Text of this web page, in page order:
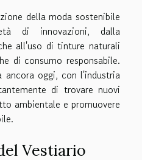
della moda sostenibile
di innovazioni, dalla
all'uso di tinture naturali
di consumo responsabile.
ancora oggi, con l'industria
di trovare nuovi
ambientale e promuovere
Vestiario